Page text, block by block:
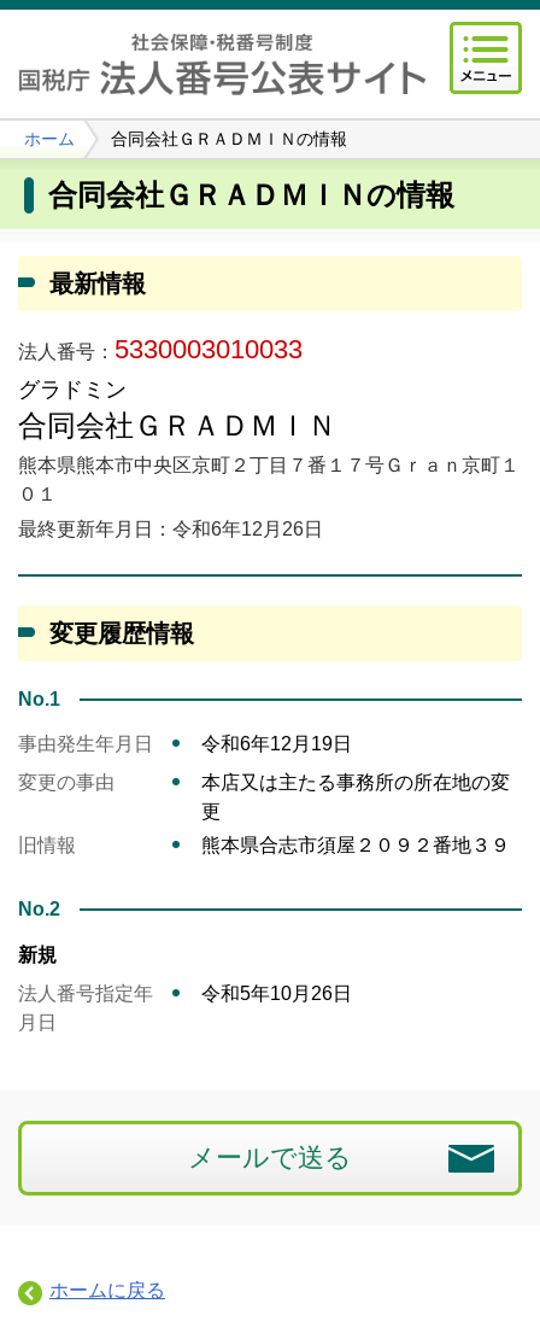
ホーム 合同会社ＧＲＡＤＭＩＮの情報
合同会社ＧＲＡＤＭＩＮの情報
最新情報
法人番号： 5330003010033
グラドミン
合同会社ＧＲＡＤＭＩＮ
熊本県熊本市中央区京町２丁目７番１７号Ｇｒａｎ京町１
０１
最終更新年月日：令和6年12月26日
変更履歴情報
No.1
事由発生年月日
令和6年12月19日
変更の事由
本店又は主たる事務所の所在地の変
更
旧情報
熊本県合志市須屋２０９２番地３９
No.2
新規
法人番号指定年
月日
令和5年10月26日
メールで送る
ホームに戻る